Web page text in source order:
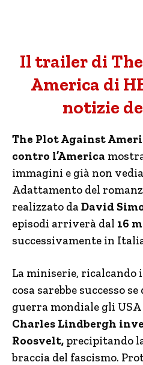
Il trailer di
America di
notizie
The Plot Against
contro l’America
immagini e già non
Adattamento del
realizzato daDavid
episodi arriverà dal 16
successivamente in
La miniserie, ricalcando
cosa sarebbe successo
guerra mondiale gli
Charles Lindbergh
Roosvelt, precipitando
braccia del fascismo.